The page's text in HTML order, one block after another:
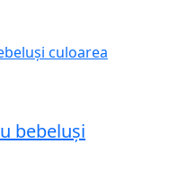
bebeluși